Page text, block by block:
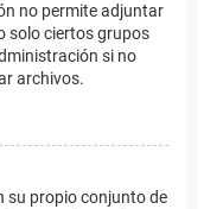
no permite adjuntar
solo ciertos grupos
si no
archivos.
su propio conjunto de